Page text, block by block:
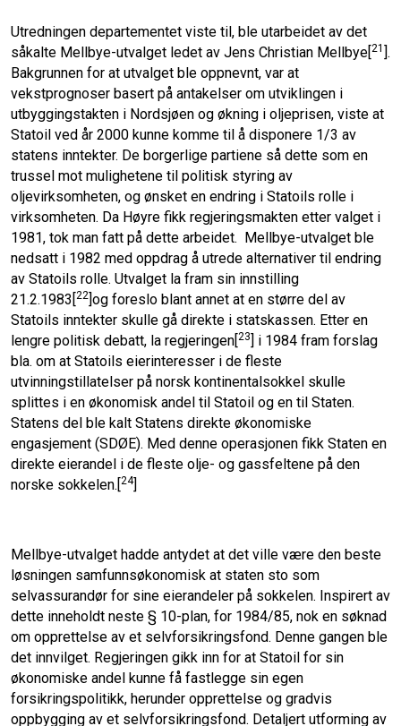
Utredningen departementet viste til, ble utarbeidet av det
såkalte Mellbye-utvalget ledet av Jens Christian Mellbye[21 ].
Bakgrunnen for at utvalget ble oppnevnt, var at
vekstprognoser basert på antakelser om utviklingen i
utbyggingstakten i Nordsjøen og økning i oljeprisen, viste at
Statoil ved år 2000 kunne komme til å disponere 1/3 av
statens inntekter. De borgerlige partiene så dette som en
trussel mot mulighetene til politisk styring av
oljevirksomheten, og ønsket en endring i Statoils rolle i
virksomheten. Da Høyre fikk regjeringsmakten etter valget i
1981, tok man fatt på dette arbeidet. Mellbye-utvalget ble
nedsatt i 1982 med oppdrag å utrede alternativer til endring
av Statoils rolle. Utvalget la fram sin innstilling
21.2.1983[22]og foreslo blant annet at en større del av
Statoils inntekter skulle gå direkte i statskassen. Etter en
lengre politisk debatt, la regjeringen[23] i 1984 fram forslag
bla. om at Statoils eierinteresser i de fleste
utvinningstillatelser på norsk kontinentalsokkel skulle
splittes i en økonomisk andel til Statoil og en til Staten.
Statens del ble kalt Statens direkte økonomiske
engasjement (SDØE). Med denne operasjonen fikk Staten en
direkte eierandel i de fleste olje- og gassfeltene på den
norske sokkelen.[24]
Mellbye-utvalget hadde antydet at det ville være den beste
løsningen samfunnsøkonomisk at staten sto som
selvassurandør for sine eierandeler på sokkelen. Inspirert av
dette inneholdt neste § 10-plan, for 1984/85, nok en søknad
om opprettelse av et selvforsikringsfond. Denne gangen ble
det innvilget. Regjeringen gikk inn for at Statoil for sin
økonomiske andel kunne få fastlegge sin egen
forsikringspolitikk, herunder opprettelse og gradvis
oppbygging av et selvforsikringsfond. Detaljert utforming av